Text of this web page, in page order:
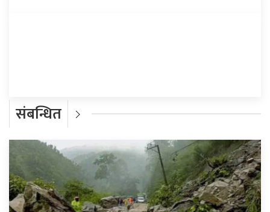
संबन्धित